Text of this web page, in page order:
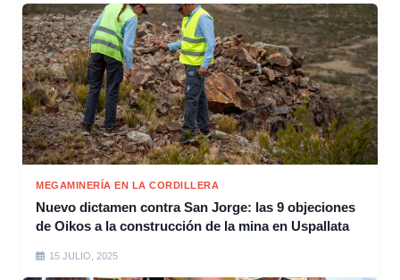
MEGAMINERÍA EN LA CORDILLERA
Nuevo dictamen contra San Jorge: las 9 objeciones
de Oikos a la construcción de la mina en Uspallata
15 JULIO, 2025